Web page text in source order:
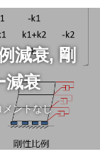
減衰, 剛
減衰
分類
メントなし